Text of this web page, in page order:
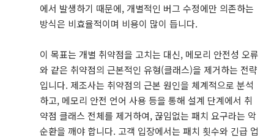
에서 발생하기 때문에, 개별적인 버그 수정에만 의존하는
방식은 비효율적이며 비용이 많이 듭니다.
이 목표는 개별 취약점을 고치는 대신, 메모리 안전성 오류
와 같은 취약점의 근본적인 유형(클래스)을 제거하는 전략
입니다. 제조사는 취약점의 근본 원인을 체계적으로 분석
하고, 메모리 안전 언어 사용 등을 통해 설계 단계에서 취
약점 클래스 전체를 제거하여, 끊임없는 패치 요구라는 악
순환을 깨야 합니다. 고객 입장에서는 패치 횟수와 긴급 업